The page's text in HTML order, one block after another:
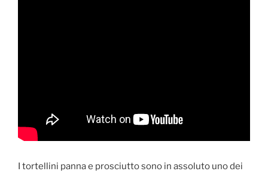
I tortellini panna e prosciutto sono in assoluto uno dei